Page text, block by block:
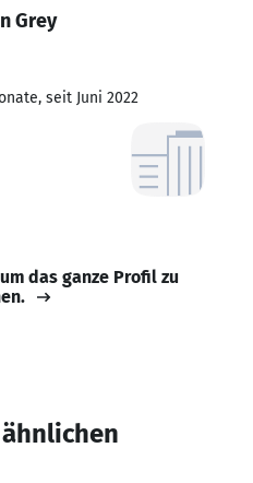
Grey
seit Juni 2022
das ganze Profil zu